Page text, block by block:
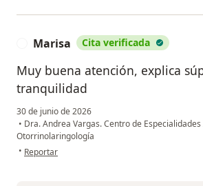
Marisa Cita verificada
Muy buena atención, explica
tranquilidad
30 de junio de 2026
• Dra. Andrea Vargas. Centro de Especialidades
Otorrinolaringología
• en opinión del usuario Marisa
Reportar